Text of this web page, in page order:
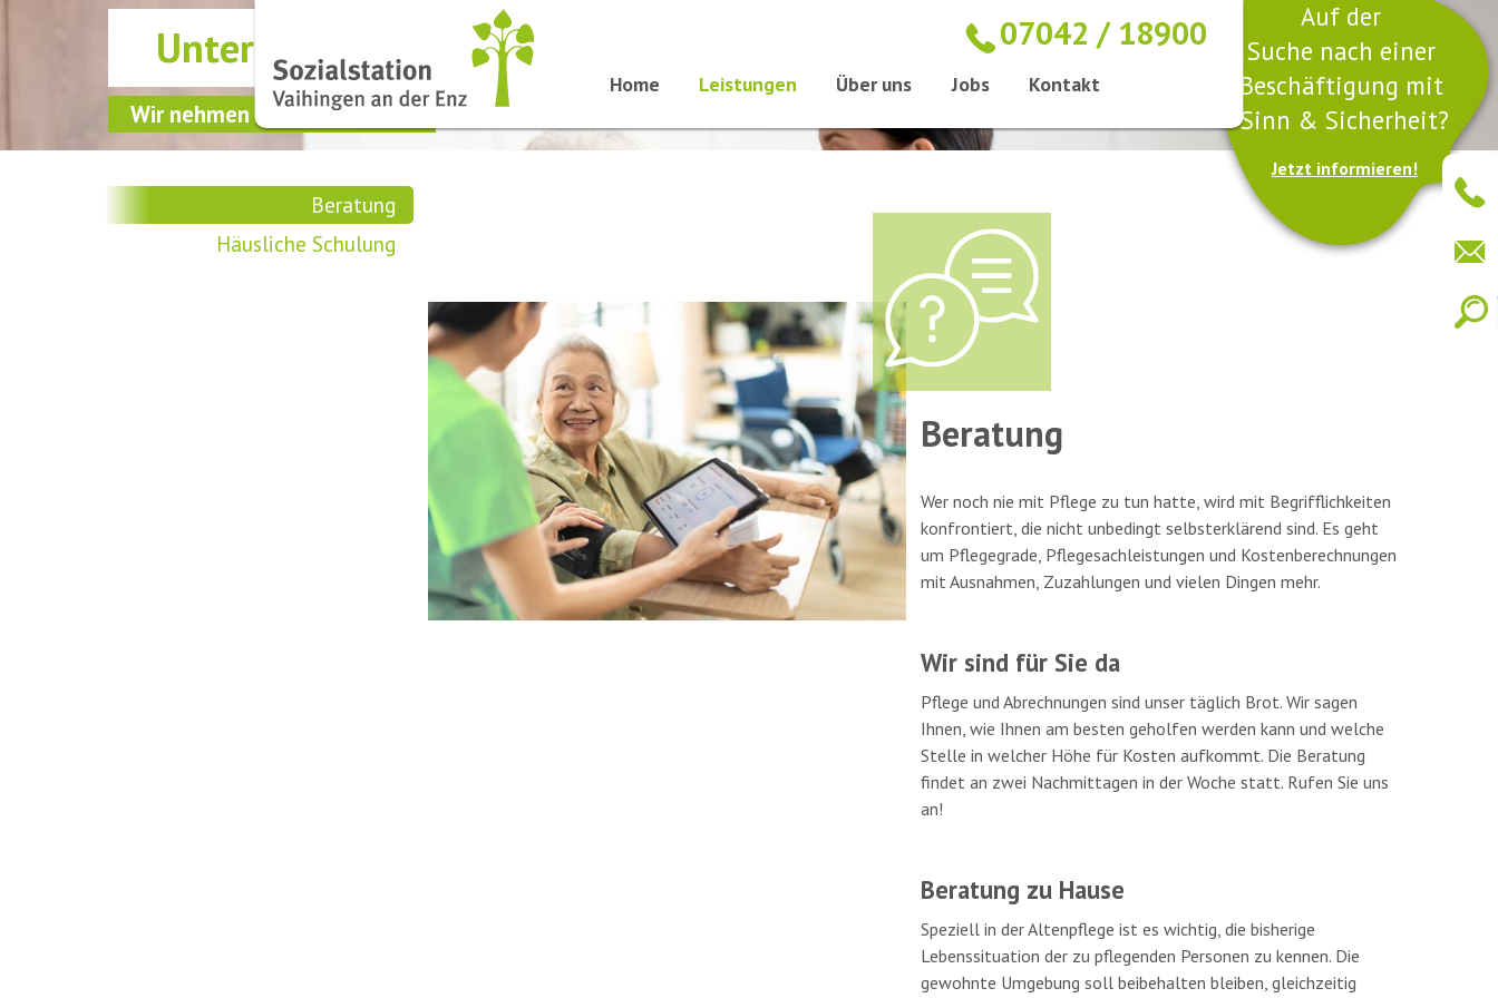
07042 / 18900
Home Leistungen Über uns Jobs Kontakt
Unterstützung für Angehörige
Wir nehmen Sie an die Hand.
Auf der
Suche nach einer
Beschäftigung mit
Sinn & Sicherheit?
Jetzt informieren!
Beratung
Häusliche Schulung
Beratung
Wer noch nie mit Pflege zu tun hatte, wird mit Begrifflichkeiten
konfrontiert, die nicht unbedingt selbsterklärend sind. Es geht
um Pflegegrade, Pflegesachleistungen und Kostenberechnungen
mit Ausnahmen, Zuzahlungen und vielen Dingen mehr.
Wir sind für Sie da
Pflege und Abrechnungen sind unser täglich Brot. Wir sagen
Ihnen, wie Ihnen am besten geholfen werden kann und welche
Stelle in welcher Höhe für Kosten aufkommt. Die Beratung
findet an zwei Nachmittagen in der Woche statt. Rufen Sie uns
an!
Beratung zu Hause
Speziell in der Altenpflege ist es wichtig, die bisherige
Lebenssituation der zu pflegenden Personen zu kennen. Die
gewohnte Umgebung soll beibehalten bleiben, gleichzeitig